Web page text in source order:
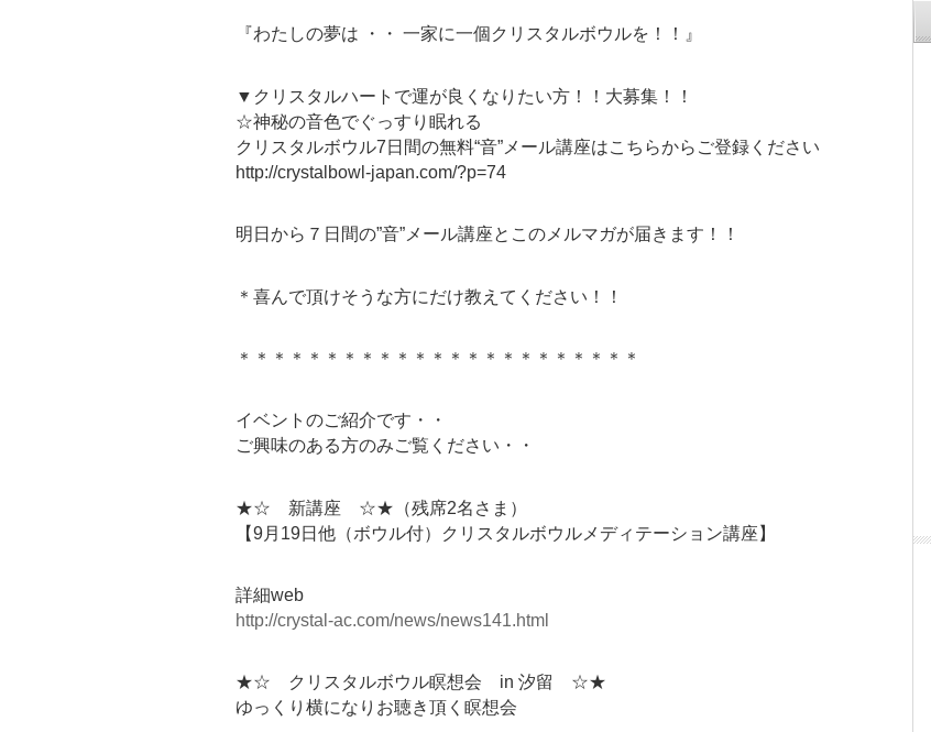
『わたしの夢は ・・ 一家に一個クリスタルボウルを！！』
▼クリスタルハートで運が良くなりたい方！！大募集！！
☆神秘の音色でぐっすり眠れる
クリスタルボウル7日間の無料“音”メール講座はこちらからご登録ください
http://crystalbowl-japan.com/?p=74
明日から７日間の”音”メール講座とこのメルマガが届きます！！
＊喜んで頂けそうな方にだけ教えてください！！
＊＊＊＊＊＊＊＊＊＊＊＊＊＊＊＊＊＊＊＊＊＊＊
イベントのご紹介です・・
ご興味のある方のみご覧ください・・
★☆ 新講座 ☆★（残席2名さま）
【9月19日他（ボウル付）クリスタルボウルメディテーション講座】
詳細web
http://crystal-ac.com/news/news141.html
★☆ クリスタルボウル瞑想会 in 汐留 ☆★
ゆっくり横になりお聴き頂く瞑想会